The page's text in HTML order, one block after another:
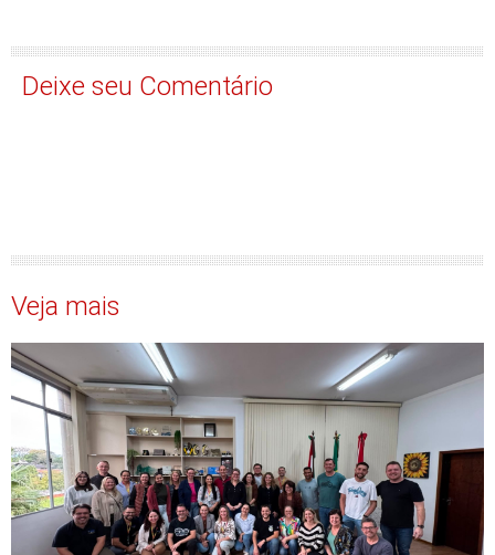
Deixe seu Comentário
Veja mais